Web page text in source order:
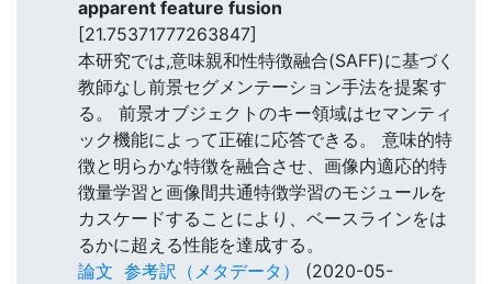
apparent feature fusion
[21.75371777263847]
本研究では,意味親和性特徴融合(SAFF)に基づく
教師なし前景セグメンテーション手法を提案す
る。 前景オブジェクトのキー領域はセマンティ
ック機能によって正確に応答できる。 意味的特
徴と明らかな特徴を融合させ、画像内適応的特
徴量学習と画像間共通特徴学習のモジュールを
カスケードすることにより、ベースラインをは
るかに超える性能を達成する。
論文 参考訳（メタデータ）
(2020-05-